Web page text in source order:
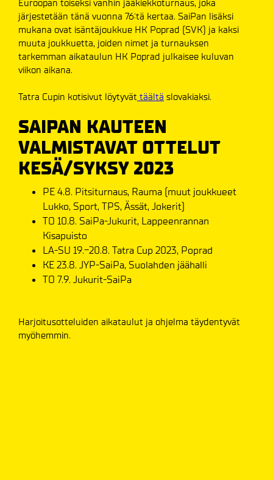
Euroopan toiseksi vanhin jääkiekkoturnaus, joka
järjestetään tänä vuonna 76:tä kertaa. SaiPan lisäksi
mukana ovat isäntäjoukkue HK Poprad (SVK) ja kaksi
muuta joukkuetta, joiden nimet ja turnauksen
tarkemman aikataulun HK Poprad julkaisee kuluvan
viikon aikana.
Tatra Cupin kotisivut löytyvät täältä slovakiaksi.
SAIPAN KAUTEEN
VALMISTAVAT OTTELUT
KESÄ/SYKSY 2023
PE 4.8. Pitsiturnaus, Rauma (muut joukkueet
Lukko, Sport, TPS, Ässät, Jokerit)
TO 10.8. SaiPa-Jukurit, Lappeenrannan
Kisapuisto
LA-SU 19.-20.8. Tatra Cup 2023, Poprad
KE 23.8. JYP-SaiPa, Suolahden jäähalli
TO 7.9. Jukurit-SaiPa
Harjoitusotteluiden aikataulut ja ohjelma täydentyvät
myöhemmin.